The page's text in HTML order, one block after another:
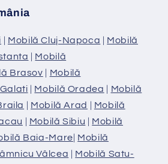
| Mobilă Cluj-Napoca | Mobilă
| Mobilă
Brasov | Mobilă
| Mobilă Oradea | Mobilă
| Mobilă Arad | Mobilă
| Mobilă Sibiu | Mobilă
Baia-Mare| Mobilă
Vâlcea | Mobilă Satu-